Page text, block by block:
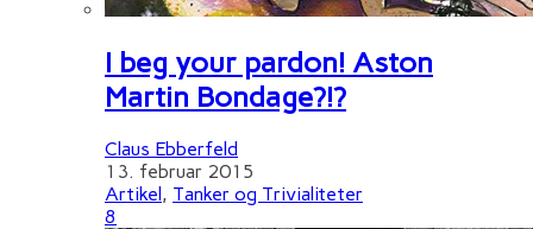
I beg your pardon! Aston
Martin Bondage?!?
Claus Ebberfeld
13. februar 2015
Artikel, Tanker og Trivialiteter
8